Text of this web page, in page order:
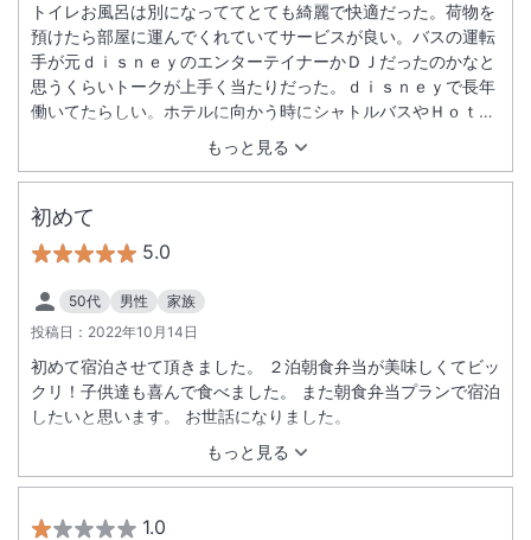
もっと見る
トイレお風呂は別になっててとても綺麗で快適だった。荷物を
預けたら部屋に運んでくれていてサービスが良い。バスの運転
手が元ｄｉｓｎｅｙのエンターテイナーかＤＪだったのかなと
思うくらいトークが上手く当たりだった。ｄｉｓｎｅｙで長年
働いてたらしい。ホテルに向かう時にシャトルバスやＨｏｔｅ
ｌから見えてた外の景色や雰囲気がアメリカみたいで良かっ
た。パジャマに私達の髪の毛とは明らかに違う他人の髪の毛が
数本付いていて臭く洗濯の折り皺がなく洗濯されてなかったの
では？私のパジャマにも男性の髪の毛が付いていて少し臭かっ
応してもらえたがｃｈｅｃｋ ｉｎ大混雑のためか、なかなか
ｒｅｃｅｐｔｉｏｎに電話繋がらなかった。ポットやお茶は引
き出しに入ってたので見つけにくかった。部屋のカーペットが
汚れていて黒ずんてる。家具や壁紙の剥がれなどダメージは修
復されていない。
初めて
5.0
50代 男性
家族
投稿日： 2022年10月14日
もっと見る
初めて宿泊させて頂きました。 ２泊朝食弁当が美味しくてビッ
クリ！子供達も喜んで食べました。 また朝食弁当プランで宿泊
したいと思います。 お世話になりました。
1.0